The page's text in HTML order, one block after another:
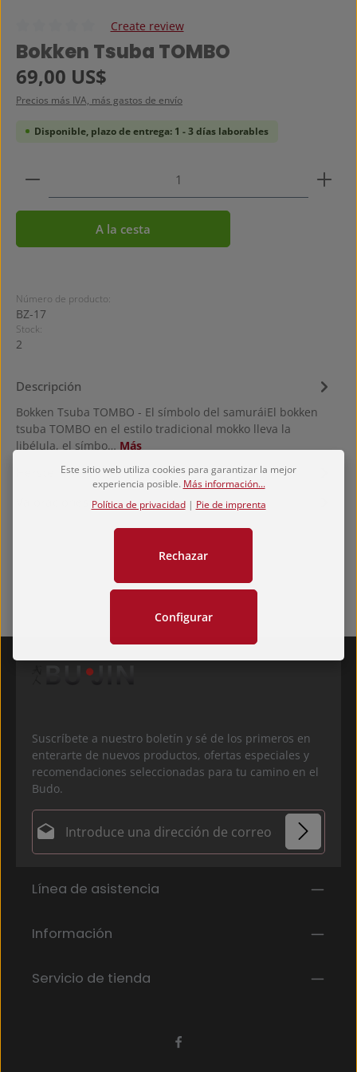
Calificación promedio de 0 de 5 estrellas
Create review
Bokken Tsuba TOMBO
Precio normal:
69,00 US$
Precios más IVA, más gastos de envío
Disponible, plazo de entrega: 1 - 3 días laborables
Cantidad del producto: introduce la cantidad
A la cesta
Número de producto:
BZ-17
Stock:
2
Descripción
Bokken Tsuba TOMBO - El símbolo del samuráiEl bokken
tsuba TOMBO en el estilo tradicional mokko lleva la
libélula, el símbo… Más
Hersteller
Suscríbete a nuestro boletín y sé de los primeros en
enterarte de nuevos productos, ofertas especiales y
recomendaciones seleccionadas para tu camino en el
Budo.
Dirección de correo electrónico*
Al seleccionar continuar, confirmas que has leído
has aceptado nuestros
términos y condiciones generales
Los campos marcados con un asterisco (*) son
obligatorios.
Línea de asistencia
Información
Servicio de tienda
Este sitio web utiliza cookies para garantizar la mejor
experiencia posible. Más información...
Política de privacidad| Pie de imprenta
Rechazar
Configurar